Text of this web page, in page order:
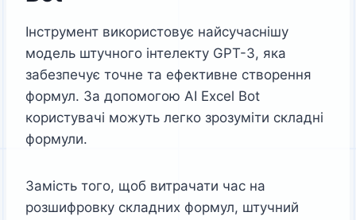
Інструмент використовує найсучаснішу
модель штучного інтелекту GPT-3, яка
забезпечує точне та ефективне створення
формул. За допомогою AI Excel Bot
користувачі можуть легко зрозуміти складні
формули.
Замість того, щоб витрачати час на
розшифровку складних формул, штучний